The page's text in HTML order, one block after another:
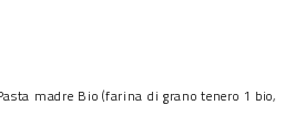
madre Bio (farina di grano tenero 1 bio,